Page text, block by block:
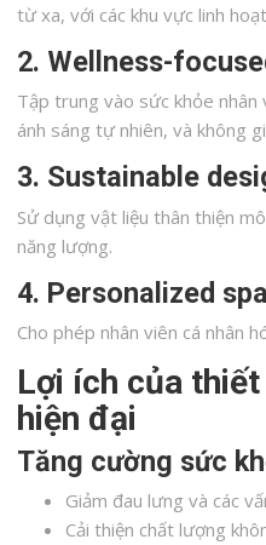
từ xa, với các khu vực linh
2. Wellness-
Tập trung vào sức khỏe nhân
ánh sáng tự nhiên, và không
3. Sustainable
Sử dụng vật liệu thân thiện
năng lượng.
4. Personalized
Cho phép nhân viên cá nhân
Lợi ích của
hiện đại
Tăng cường sức
Giảm đau lưng và các
Cải thiện chất lượng